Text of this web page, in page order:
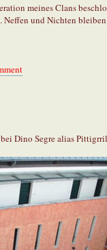
meines Clans
und Nichten
Dino Segre alias